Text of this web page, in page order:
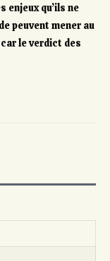
enjeux qu’ils ne
peuvent mener au
le verdict des